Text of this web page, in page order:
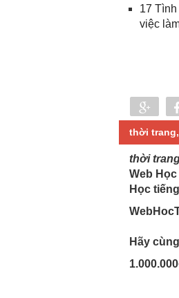
17
việc
thời
thời
Web
Học
Hãy